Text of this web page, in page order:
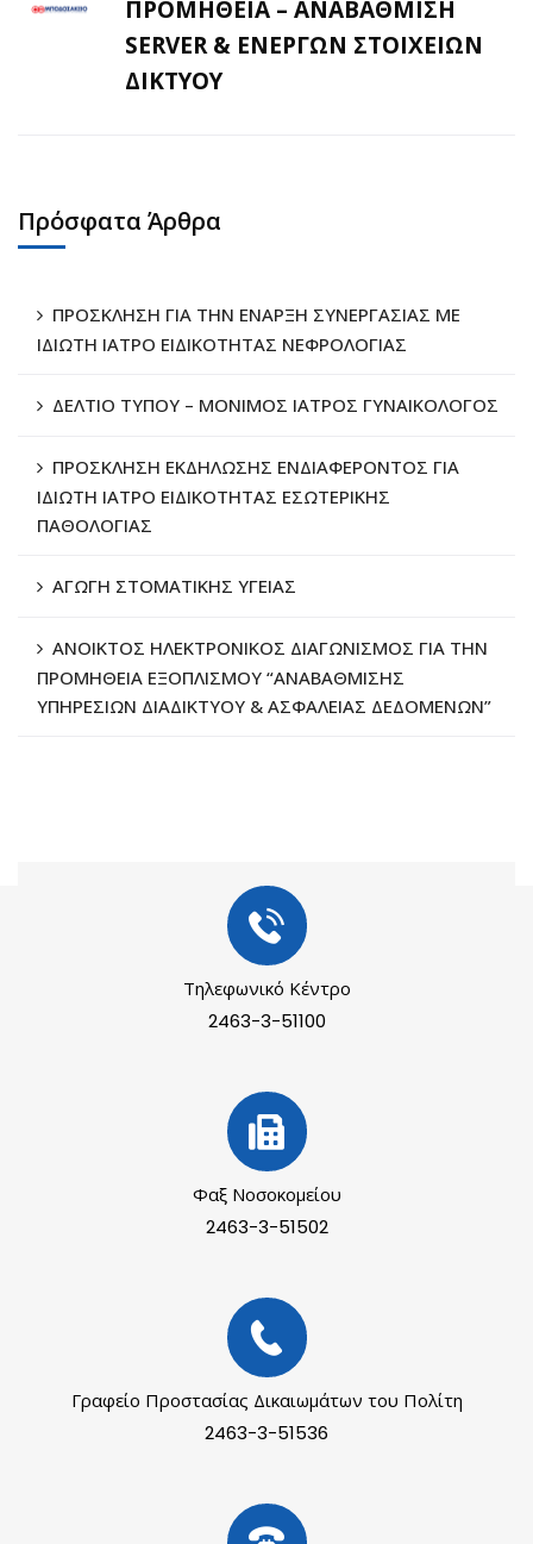
ΠΡΟΜΗΘΕΙΑ – ΑΝΑΒΑΘΜΙΣΗ
SERVER & ΕΝΕΡΓΩΝ ΣΤΟΙΧΕΙΩΝ
ΔΙΚΤΥΟΥ
Πρόσφατα Άρθρα
ΠΡΟΣΚΛΗΣΗ ΓΙΑ ΤΗΝ ΕΝΑΡΞΗ ΣΥΝΕΡΓΑΣΙΑΣ ΜΕ
ΙΔΙΩΤΗ ΙΑΤΡΟ ΕΙΔΙΚΟΤΗΤΑΣ ΝΕΦΡΟΛΟΓΙΑΣ
ΔΕΛΤΙΟ ΤΥΠΟΥ – ΜΟΝΙΜΟΣ ΙΑΤΡΟΣ ΓΥΝΑΙΚΟΛΟΓΟΣ
ΠΡΟΣΚΛΗΣΗ ΕΚΔΗΛΩΣΗΣ ΕΝΔΙΑΦΕΡΟΝΤΟΣ ΓΙΑ
ΙΔΙΩΤΗ ΙΑΤΡΟ ΕΙΔΙΚΟΤΗΤΑΣ ΕΣΩΤΕΡΙΚΗΣ
ΠΑΘΟΛΟΓΙΑΣ
ΑΓΩΓΗ ΣΤΟΜΑΤΙΚΗΣ ΥΓΕΙΑΣ
ΑΝΟΙΚΤΟΣ ΗΛΕΚΤΡΟΝΙΚΟΣ ΔΙΑΓΩΝΙΣΜΟΣ ΓΙΑ ΤΗΝ
ΠΡΟΜΗΘΕΙΑ ΕΞΟΠΛΙΣΜΟΥ “ΑΝΑΒΑΘΜΙΣΗΣ
ΥΠΗΡΕΣΙΩΝ ΔΙΑΔΙΚΤΥΟΥ & ΑΣΦΑΛΕΙΑΣ ΔΕΔΟΜΕΝΩΝ”
Τηλεφωνικό Κέντρο
2463-3-51100
Φαξ Νοσοκομείου
2463-3-51502
Γραφείο Προστασίας Δικαιωμάτων του Πολίτη
2463-3-51536